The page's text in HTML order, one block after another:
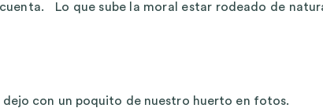
Lo que sube la moral estar rodeado de
dejo con un poquito de nuestro huerto en fotos.